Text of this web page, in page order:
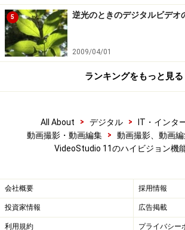
スクが作成できます。なお、HD
DVD-Rメディアの他に、通常のDVD-
DVD形式での書き込みができます。
したがって、ハイビジョン形式ので映
グッと増え、今まで以上にハイビジョ
残せるようになったのではないでしょ
▲メニューの作成画面。AVCHD、Blu-
も、同じ作業画面なので、違和感なく
（画面クリック）
●YouTubeにアップロード
YouTubeのおもしろさなどについては
5 逆光のときのデジタルビデオ
2009/04/01
ランキングをもっと見る
All About > デジタル > IT・インタ
動画撮影・動画編集
> 動画撮影、動画
VideoStudio 11のハイビジョン機
会社概要 採用情報
投資家情報 広告掲載
利用規約 プライバシー